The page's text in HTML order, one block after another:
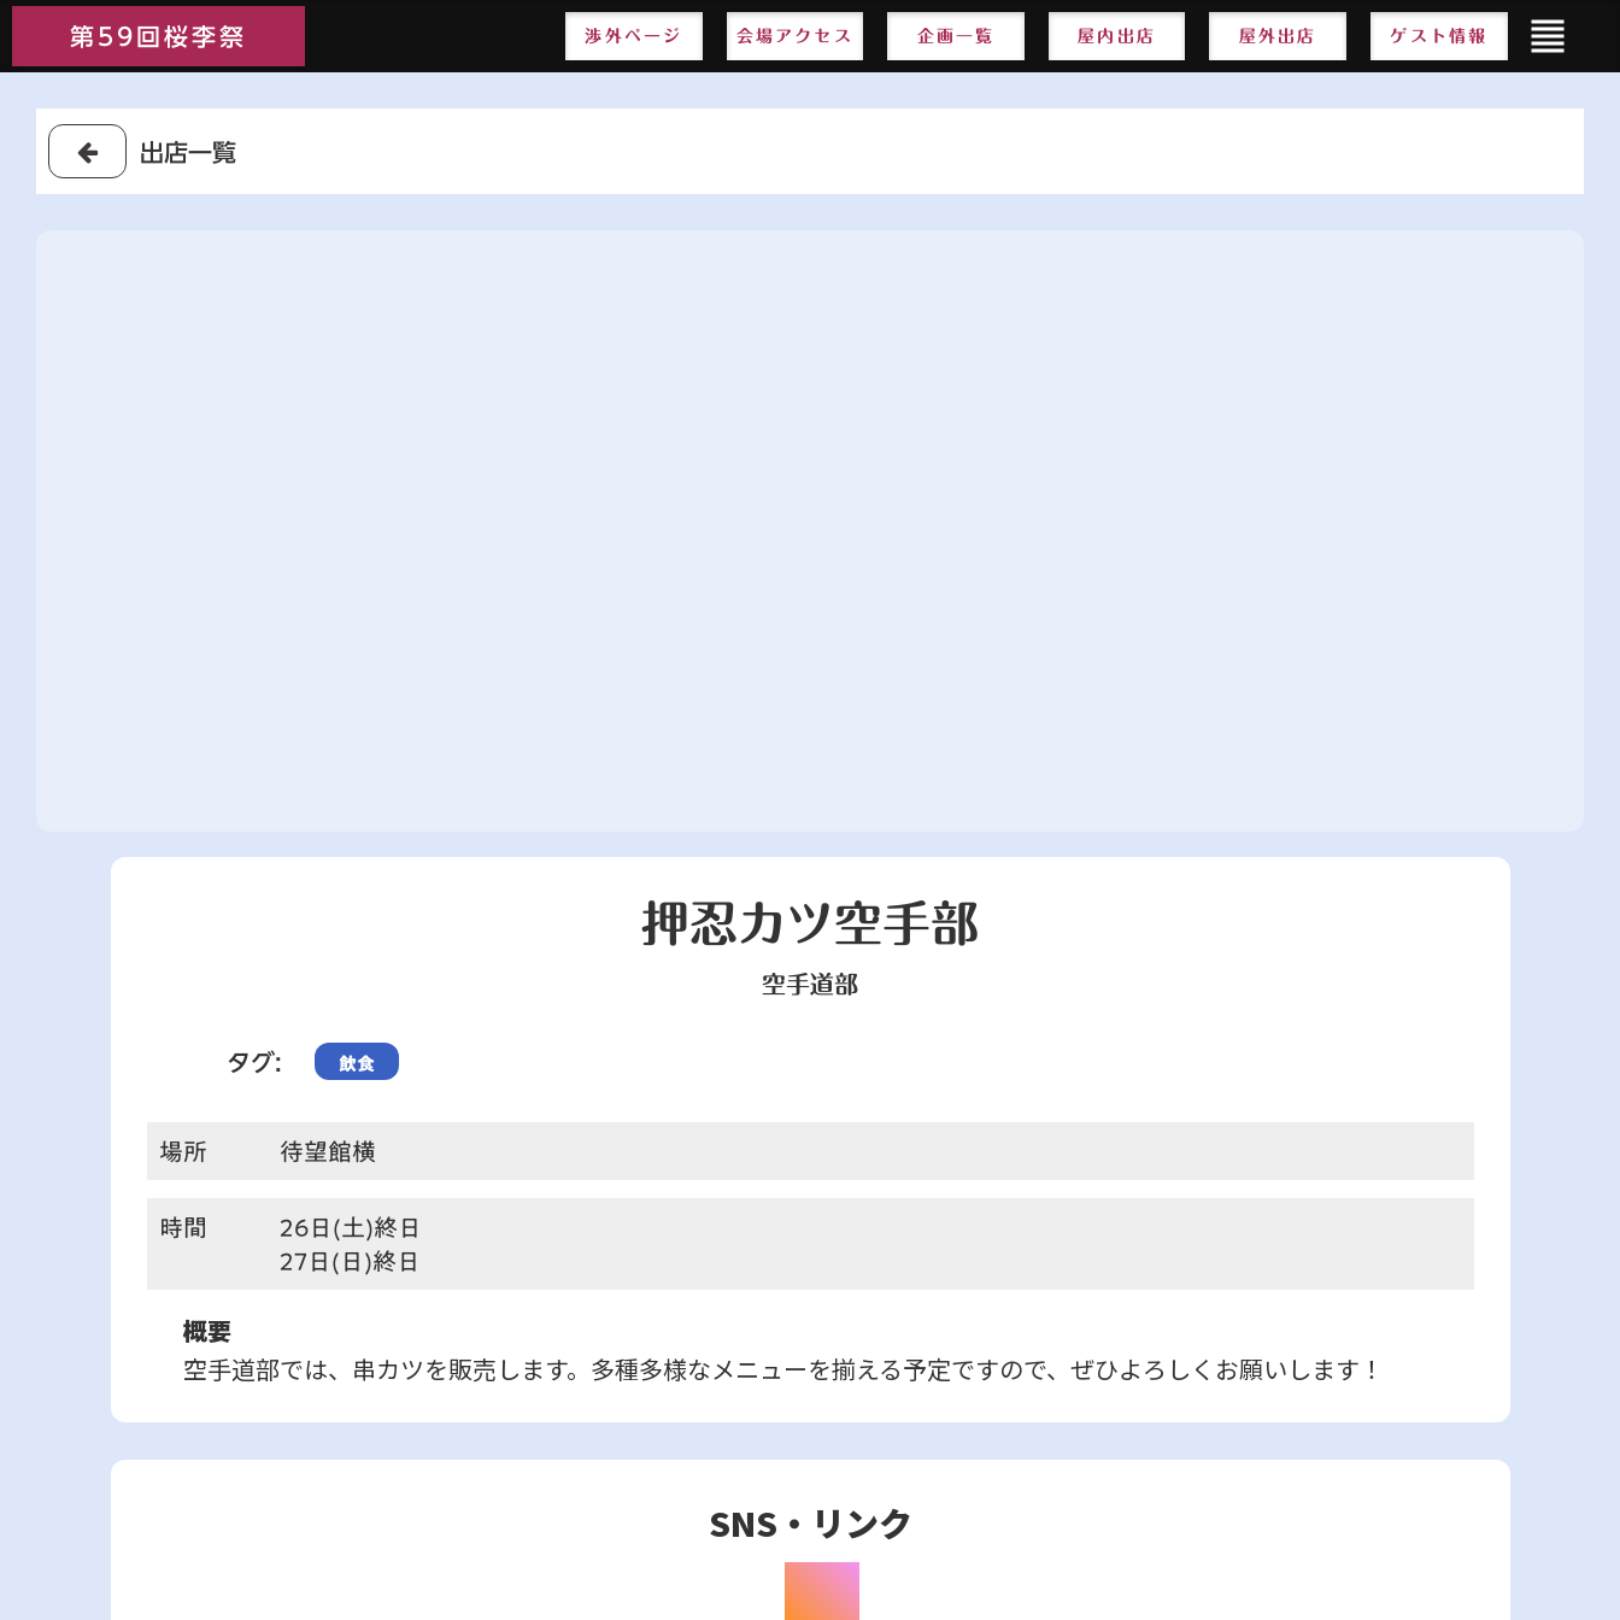
第59回桜李祭 渉外ページ 会場アクセス 企画一覧 屋内出店 屋外出店 ゲスト情報 format_align_justify
第59回桜李祭 渉外ページ 会場アクセス 企画一覧 屋内出店 屋外出店 ゲスト情報 format_align_justify
出店一覧
押忍カツ空手部
空手道部
タグ:
飲食
場所
待望館横
時間
26日(土)終日
27日(日)終日
概要
空手道部では、串カツを販売します。多種多様なメニューを揃える予定ですので、ぜひよろしくお願いします！
SNS・リンク